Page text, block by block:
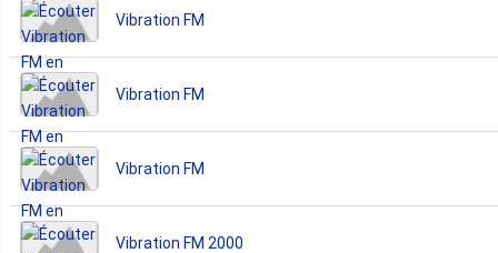
Vibration FM
Vibration FM
Vibration FM
Vibration FM 2000